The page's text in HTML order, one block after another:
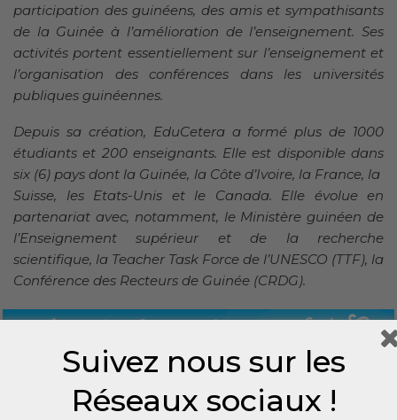
participation des guinéens, des amis et sympathisants
de la Guinée à l’amélioration de l’enseignement. Ses
activités portent essentiellement sur l’enseignement et
l’organisation des conférences dans les universités
publiques guinéennes.
Depuis sa création, EduCetera a formé plus de 1000
étudiants et 200 enseignants. Elle est disponible dans
six (6) pays dont la Guinée, la Côte d’Ivoire, la France, la
Suisse, les Etats-Unis et le Canada. Elle évolue en
partenariat avec, notamment, le Ministère guinéen de
l’Enseignement supérieur et de la recherche
scientifique, la Teacher Task Force de l’UNESCO (TTF), la
Conférence des Recteurs de Guinée (CRDG).
Suivez nous sur les
Réseaux sociaux !